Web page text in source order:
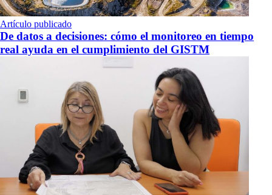
Artículo publicado
De datos a decisiones: cómo el monitoreo en tiempo
real ayuda en el cumplimiento del GISTM